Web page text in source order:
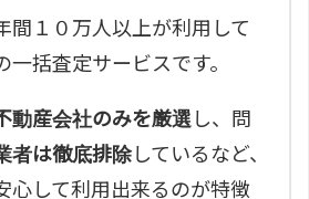
間１０万人以上が利用して
一括査定サービスです。
動産会社のみを厳選 し、問
者は徹底排除しているなど、
心して利用出来るのが特徴